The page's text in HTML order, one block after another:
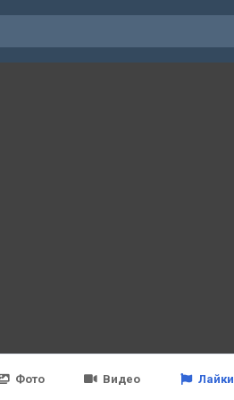
Фото Видео Лайки